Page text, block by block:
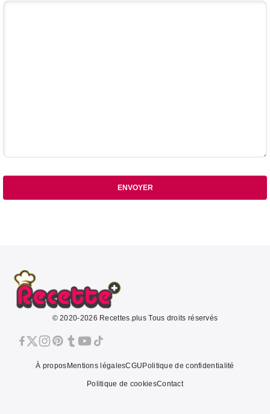
Votre commentaire
ENVOYER
© 2020-2026 Recettes.plus Tous droits réservés
À proposMentions légalesCGUPolitique de confidentialité
Politique de cookiesContact